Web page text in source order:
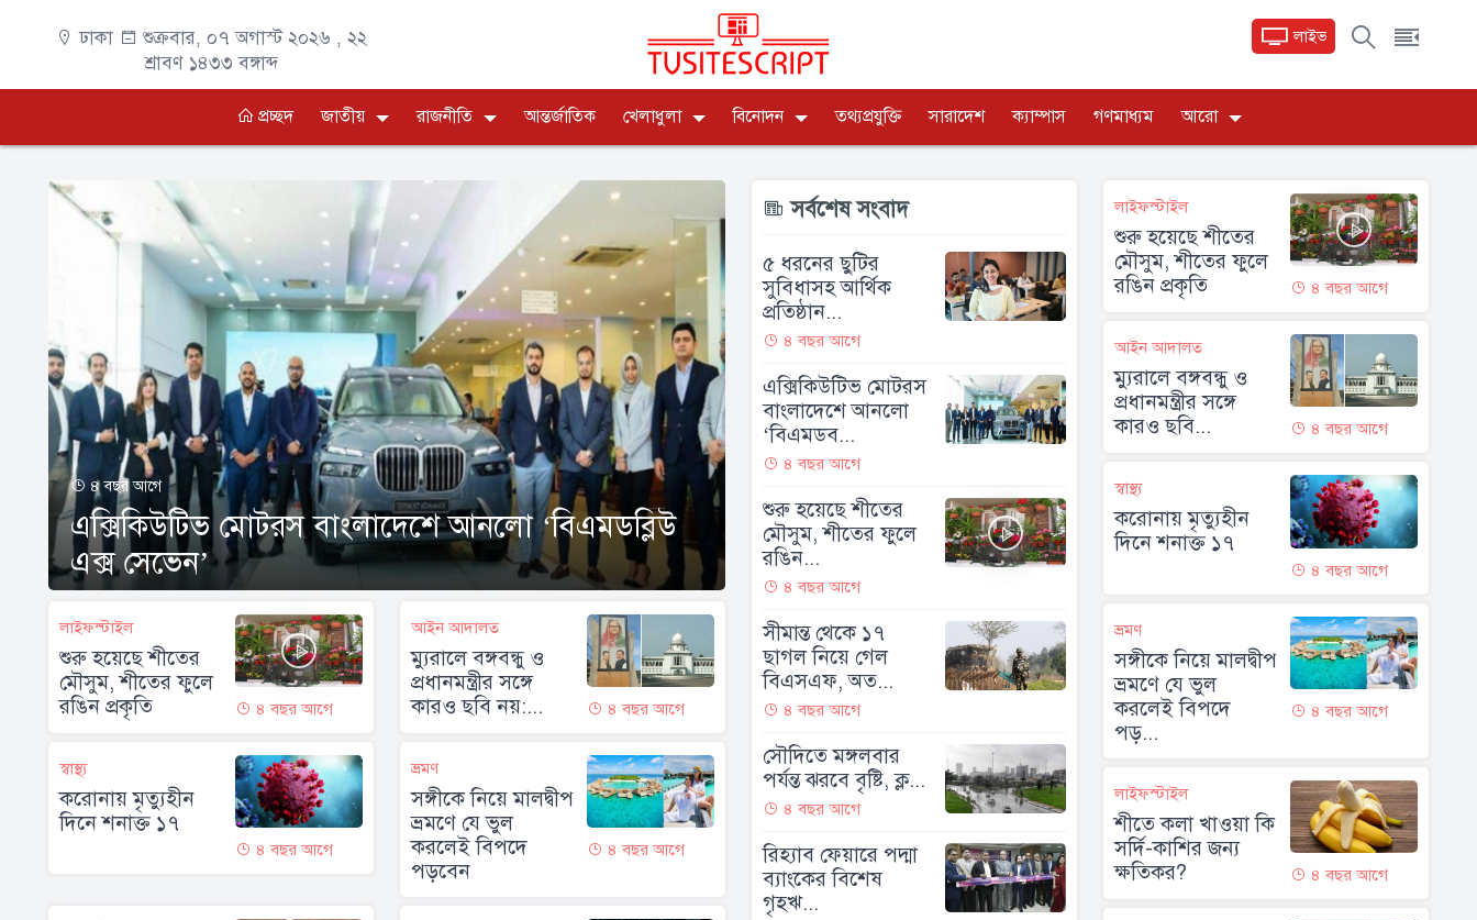
ঢাকা শুক্রবার, ০৭ অগাস্ট ২০২৬ , ২২
শ্রাবণ ১৪৩৩ বঙ্গাব্দ
লাইভ
প্রচ্ছদ জাতীয় রাজনীতি আন্তর্জাতিক খেলাধুলা বিনোদন তথ্যপ্রযুক্তি সারাদেশ ক্যাম্পাস গণমাধ্যম আরো
৪ বছর আগে
এক্সিকিউটিভ মোটরস বাংলাদেশে আনলো ‘বিএমডব্লিউ
এক্স সেভেন’
৪ বছর আগে
লাইফস্টাইল
শুরু হয়েছে শীতের
মৌসুম, শীতের ফুলে
রঙিন প্রকৃতি
৪ বছর আগে
আইন আদালত
ম্যুরালে বঙ্গবন্ধু ও
প্রধানমন্ত্রীর সঙ্গে
কারও ছবি নয়:...
৪ বছর আগে
স্বাস্থ্য
করোনায় মৃত্যুহীন
দিনে শনাক্ত ১৭
৪ বছর আগে
ভ্রমণ
সঙ্গীকে নিয়ে মালদ্বীপ
ভ্রমণে যে ভুল
করলেই বিপদে
পড়বেন
সর্বশেষ সংবাদ
৫ ধরনের ছুটির
সুবিধাসহ আর্থিক
প্রতিষ্ঠান...
৪ বছর আগে
এক্সিকিউটিভ মোটরস
বাংলাদেশে আনলো
‘বিএমডব...
৪ বছর আগে
শুরু হয়েছে শীতের
মৌসুম, শীতের ফুলে
রঙিন...
৪ বছর আগে
সীমান্ত থেকে ১৭
ছাগল নিয়ে গেল
বিএসএফ, অত...
৪ বছর আগে
সৌদিতে মঙ্গলবার
পর্যন্ত ঝরবে বৃষ্টি, ক্ল...
৪ বছর আগে
রিহ্যাব ফেয়ারে পদ্মা
ব্যাংকের বিশেষ
গৃহঋ...
৪ বছর আগে
লাইফস্টাইল
শুরু হয়েছে শীতের
মৌসুম, শীতের ফুলে
রঙিন প্রকৃতি
৪ বছর আগে
আইন আদালত
ম্যুরালে বঙ্গবন্ধু ও
প্রধানমন্ত্রীর সঙ্গে
কারও ছবি...
৪ বছর আগে
স্বাস্থ্য
করোনায় মৃত্যুহীন
দিনে শনাক্ত ১৭
৪ বছর আগে
ভ্রমণ
সঙ্গীকে নিয়ে মালদ্বীপ
ভ্রমণে যে ভুল
করলেই বিপদে
পড়...
৪ বছর আগে
লাইফস্টাইল
শীতে কলা খাওয়া কি
সর্দি-কাশির জন্য
ক্ষতিকর?